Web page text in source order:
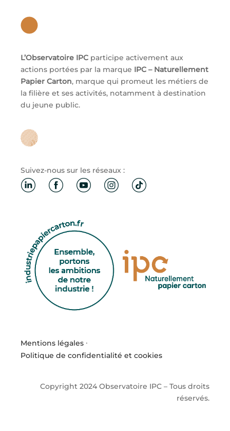
L’Observatoire IPC participe activement aux
actions portées par la marque IPC – Naturellement
Papier Carton, marque qui promeut les métiers de
la filière et ses activités, notamment à destination
du jeune public.
Suivez-nous sur les réseaux :
Mentions légales ·
Politique de confidentialité et cookies
Copyright 2024 Observatoire IPC – Tous droits
réservés.